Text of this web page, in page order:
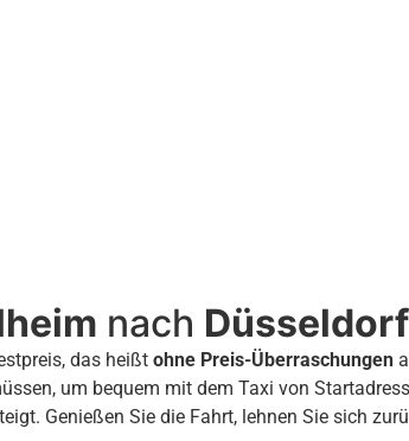
nach Düsseldorf
das heißt ohne Preis-Überraschungen
um bequem mit dem Taxi von
Genießen Sie die Fahrt, lehnen Sie sich